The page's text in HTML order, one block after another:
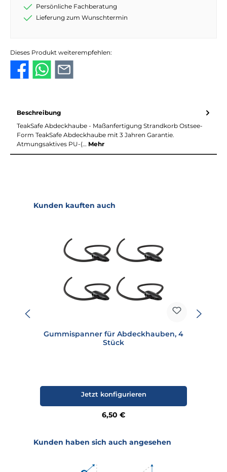
Persönliche Fachberatung
Lieferung zum Wunschtermin
Dieses Produkt weiterempfehlen:
Beschreibung
TeakSafe Abdeckhaube - Maßanfertigung Strandkorb Ostsee-
Form TeakSafe Abdeckhaube mit 3 Jahren Garantie.
Atmungsaktives PU-(… Mehr
Produktgalerie überspringen
Kunden kauften auch
Gummispanner für Abdeckhauben, 4
Stück
Regulärer Preis:
6,50 €
Jetzt konfigurieren
Produktgalerie überspringen
Kunden haben sich auch angesehen